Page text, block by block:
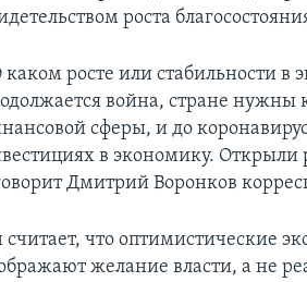
роста
каком росте или стабильности
война, стране
сферы, и до
в экономику. Открыли
Дмитрий Воронков
считает, что оптимистические
желание власти, а не